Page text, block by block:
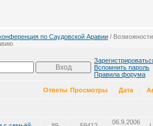
по Саудовской Аравии / Возможности
Вспомнить пароль
Правила форума
Ответы Просмотры Дата
06.9.2006